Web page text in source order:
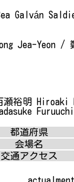
Galván
Jea-Yeon /
瀬裕明
都道府県
会場名
交通アクセス